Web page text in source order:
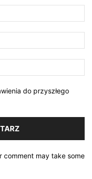
do przyszłego
comment may take some